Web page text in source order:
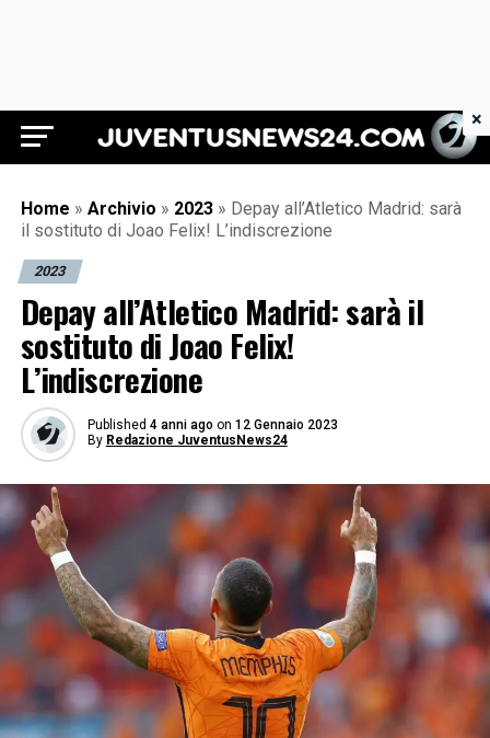
Juventus News 24
Home » Archivio » 2023 » Depay all’Atletico Madrid: sarà
il sostituto di Joao Felix! L’indiscrezione
2023
Depay all’Atletico Madrid: sarà il
sostituto di Joao Felix!
L’indiscrezione
Published 4 anni ago on 12 Gennaio 2023
By Redazione JuventusNews24
×